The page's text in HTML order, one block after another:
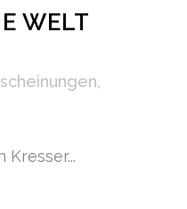
WELT
,
Kresser...